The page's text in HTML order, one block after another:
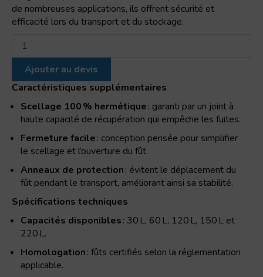
de nombreuses applications, ils offrent sécurité et
efficacité lors du transport et du stockage.
Deckel
Type,
totale
Ajouter au devis
Caractéristiques supplémentaires
Scellage 100 % hermétique: garanti par un joint à
haute capacité de récupération qui empêche les fuites.
Fermeture facile: conception pensée pour simplifier
le scellage et l’ouverture du fût.
Anneaux de protection: évitent le déplacement du
fût pendant le transport, améliorant ainsi sa stabilité.
Spécifications techniques
Capacités disponibles: 30 L, 60 L, 120 L, 150 L et
220 L.
Homologation: fûts certifiés selon la réglementation
applicable.